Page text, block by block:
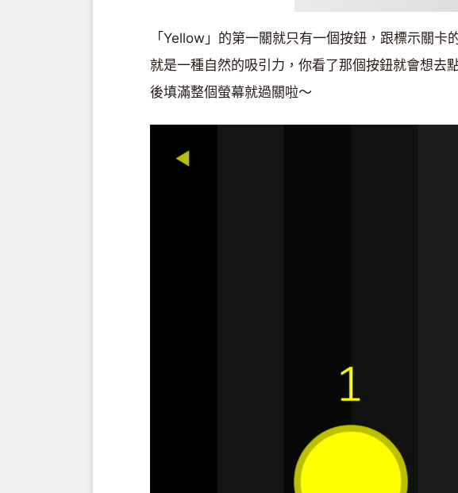
「Yellow」的第一關就只有一個按鈕，跟標示關卡
就是一種自然的吸引力，你看了那個按鈕就會想去
後填滿整個螢幕就過關啦～